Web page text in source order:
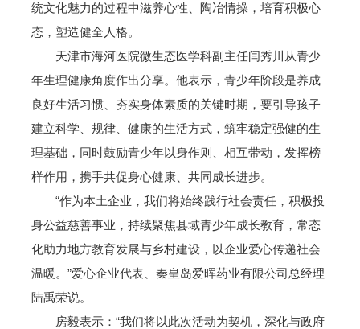
统文化魅力的过程中滋养心性、陶冶情操，培育积极心
态，塑造健全人格。
天津市海河医院微生态医学科副主任闫秀川从青少
年生理健康角度作出分享。他表示，青少年阶段是养成
良好生活习惯、夯实身体素质的关键时期，要引导孩子
建立科学、规律、健康的生活方式，筑牢稳定强健的生
理基础，同时鼓励青少年以身作则、相互带动，发挥榜
样作用，携手共促身心健康、共同成长进步。
“作为本土企业，我们将始终践行社会责任，积极投
身公益慈善事业，持续聚焦县域青少年成长教育，常态
化助力地方教育发展与乡村建设，以企业爱心传递社会
温暖。”爱心企业代表、秦皇岛爱晖药业有限公司总经理
陆禹荣说。
房毅表示：“我们将以此次活动为契机，深化与政府